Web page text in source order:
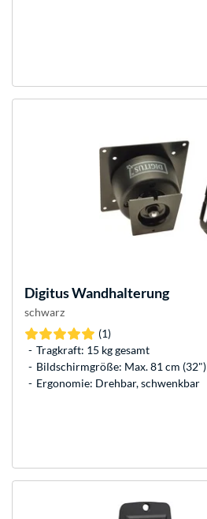
DigitusWandhalterung
schwarz
(1)
Tragkraft: 15 kg gesamt
Bildschirmgröße: Max. 81 cm (32")
Ergonomie: Drehbar, schwenkbar